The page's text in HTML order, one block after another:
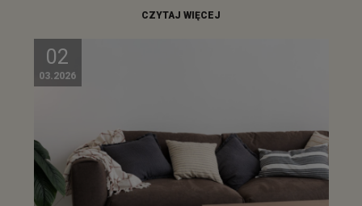
CZYTAJ WIĘCEJ
02
03.2026